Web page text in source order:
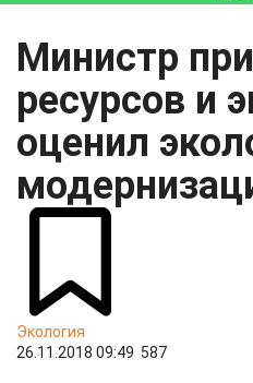
Министр
ресурсов и
оценил
Экология
26.11.2018 09:49 587